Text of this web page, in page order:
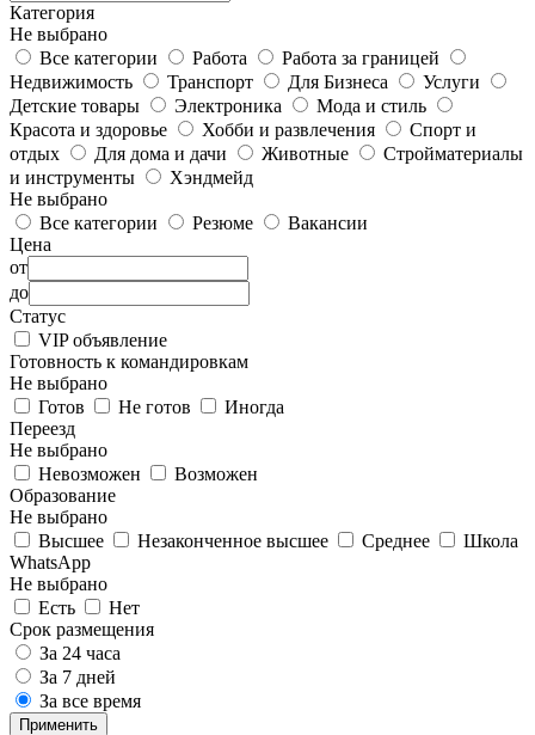
Категория
Не выбрано
Все категории
Работа
Работа за границей
Недвижимость
Транспорт Для Бизнеса
Услуги
Детские товары
Электроника
Мода и стиль
Красота и здоровье
Хобби и развлечения
Спорт и
отдых
Для дома и дачи Животные
Стройматериалы
и инструменты
Хэндмейд
Не выбрано
Все категории
Резюме
Вакансии
Цена
от
до
Статус
VIP объявление
Готовность к командировкам
Не выбрано
Готов
Не готов
Иногда
Переезд
Не выбрано
Невозможен
Возможен
Образование
Не выбрано
Высшее
Незаконченное высшее Среднее
Школа
WhatsApp
Не выбрано
Есть
Нет
Срок размещения
За 24 часа
За 7 дней
За все время
Применить